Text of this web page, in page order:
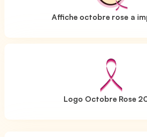
Affiche octobre rose a
Logo Octobre Rose